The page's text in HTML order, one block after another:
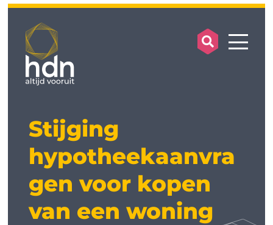
search
Stijging
hypotheekaanvra
gen voor kopen
van een woning